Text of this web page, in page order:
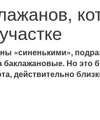
«синенькими»,
баклажановые. Но это
действительно